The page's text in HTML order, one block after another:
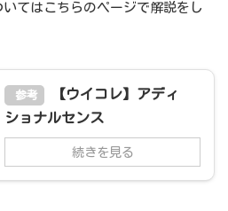
てはこちらのページで解説をし
参考
【ウイコレ】アディ
ショナルセンス
続きを見る